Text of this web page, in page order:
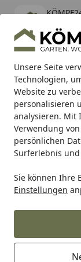
Unsere Seite
Technologien,
Website zu
personalisieren
analysieren. Mit
Verwendung
persönlichen
Surferlebnis
Sie können Ihre
Einstellungen
kostenlos -
Alle Produkte
Mein Konto
Suchen
Karibu Pools
Startseite
Alles für den
LOK™